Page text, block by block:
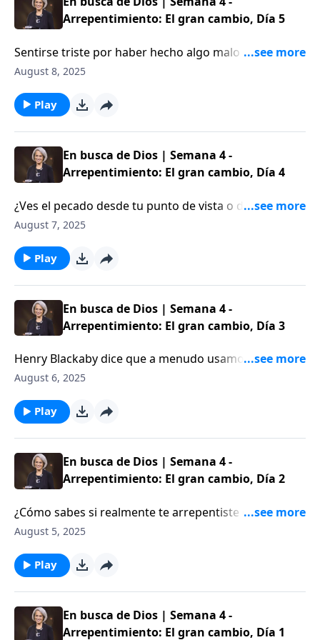
Arrepentimiento: El gran cambio, Día 5
Sentirse triste por haber hecho algo malo no es lo
mismo que arrepentirse. ¿Cuál es la diferencia?
lo que podemos aprender de manera que vivamos
con corazones arrepentidos, aquí en Aviva Nuestros
Corazones.
August 8, 2025
Play
En busca de Dios | Semana 4 -
Arrepentimiento: El gran cambio, Día 4
¿Ves el pecado desde tu punto de vista o desde el
punto de vista de Dios? Henry Blackaby dice que esta
al Dr. Blackaby en el próximo programa de Aviva
nuestros corazones con Nancy DeMoss de
Wolgemut.
August 7, 2025
Play
En busca de Dios | Semana 4 -
Arrepentimiento: El gran cambio, Día 3
Henry Blackaby dice que a menudo usamos la
palabra «creer» cuando realmente deberíamos estar
referirá? Encontremos la respuesta en este episodio
de Aviva Nuestros Corazones.
August 6, 2025
Play
En busca de Dios | Semana 4 -
Arrepentimiento: El gran cambio, Día 2
¿Cómo sabes si realmente te arrepentiste de un
pecado? ¿Te has preguntado si tu confesión y
juntas y descubramos cómo descansar en el
arrepentimiento verdadero. No te pierdas este
August 5, 2025
Play
En busca de Dios | Semana 4 -
Arrepentimiento: El gran cambio, Día 1